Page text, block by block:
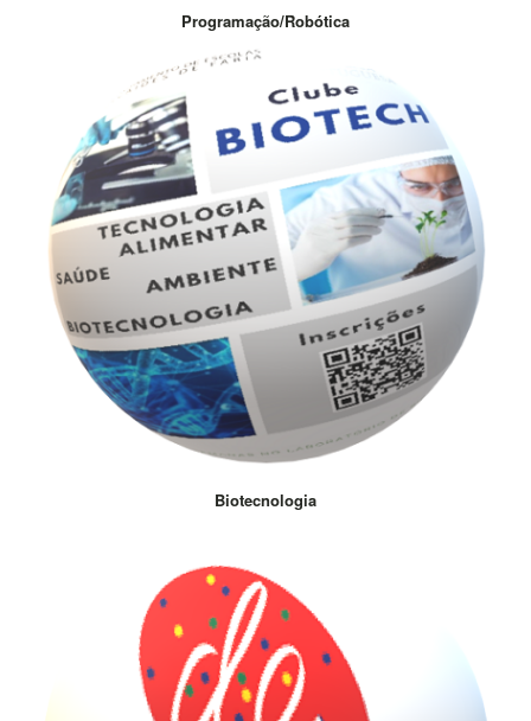
Programação/Robótica
Biotecnologia